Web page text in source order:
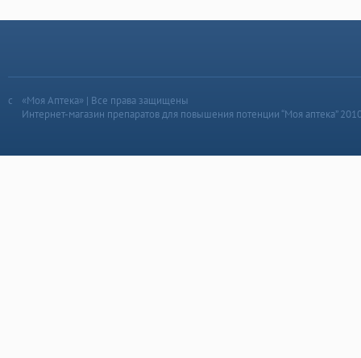
«Моя Аптека» | Все права защищены
Интернет-магазин препаратов для повышения потенции “Моя аптека”